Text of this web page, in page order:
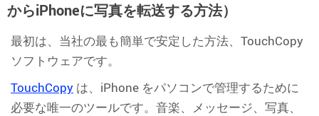
からiPhoneに写真を転送する方法）
最初は、当社の最も簡単で安定した方法、TouchCopy
ソフトウェアです。
TouchCopy は、iPhone をパソコンで管理するために
必要な唯一のツールです。音楽、メッセージ、写真、